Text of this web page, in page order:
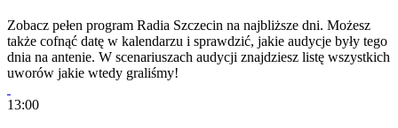
Zobacz pełen program Radia Szczecin na najbliższe dni. Możesz
także cofnąć datę w kalendarzu i sprawdzić, jakie audycje były tego
dnia na antenie. W scenariuszach audycji znajdziesz listę wszystkich
uworów jakie wtedy graliśmy!
13:00